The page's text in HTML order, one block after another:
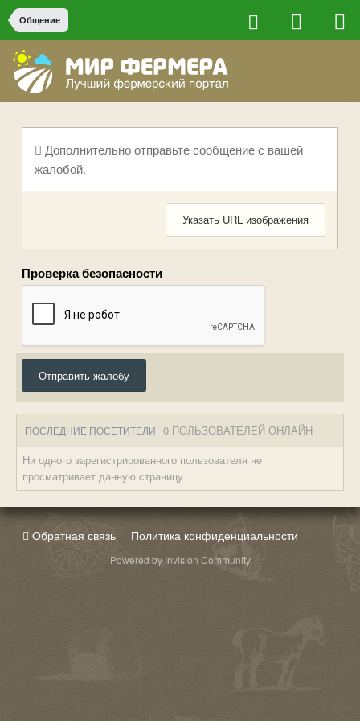
Общение
Дополнительно отправьте сообщение с вашей
жалобой.
Указать URL изображения
Проверка безопасности
Отправить жалобу
ПОСЛЕДНИЕ ПОСЕТИТЕЛИ 0 ПОЛЬЗОВАТЕЛЕЙ ОНЛАЙН
Ни одного зарегистрированного пользователя не
просматривает данную страницу
Обратная связь Политика конфиденциальности
Powered by Invision Community